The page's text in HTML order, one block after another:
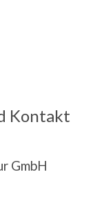
Kontakt
GmbH